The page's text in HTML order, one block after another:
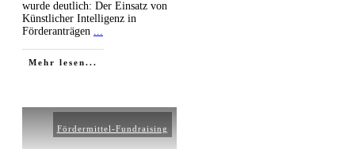
wurde deutlich: Der Einsatz von
Künstlicher Intelligenz in
Förderanträgen ...
Mehr lesen...
Fördermittel-Fundraising